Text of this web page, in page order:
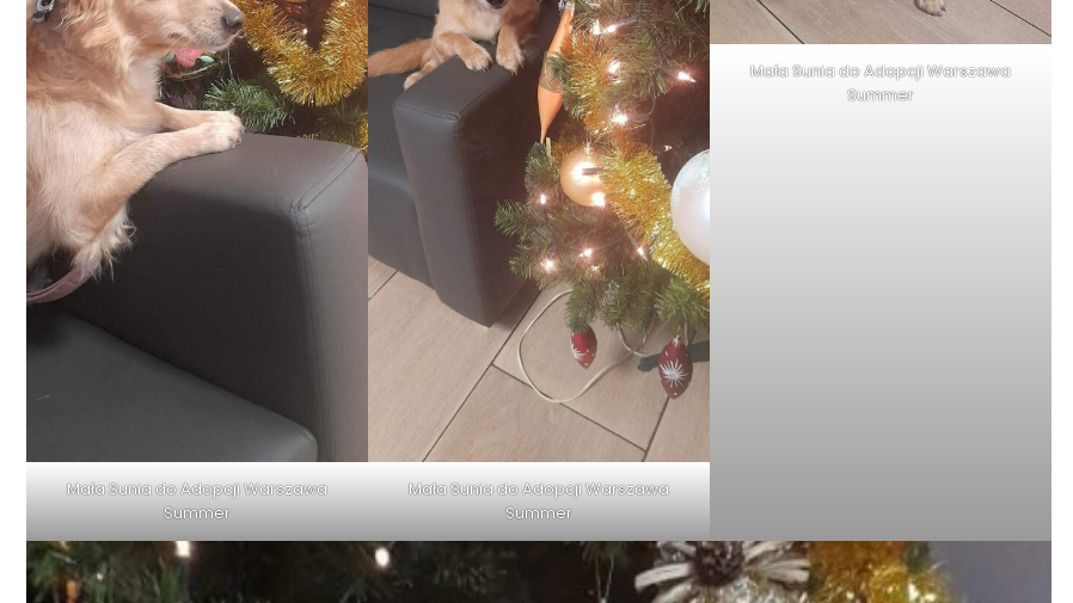
Mała Sunia do Adopcji Warszawa
Summer
Mała Sunia do Adopcji Warszawa
Summer
Mała Sunia do Adopcji Warszawa
Summer